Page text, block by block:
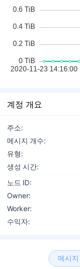
계정 개요
주소:
메시지 개수:
유형:
생성 시간:
노드 ID:
Owner:
Worker:
수익자:
메시